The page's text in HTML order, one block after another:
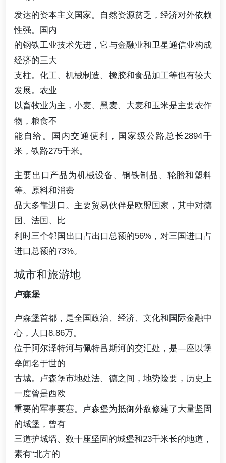
发达的资本主义国家。自然资源贫乏，经济对外依赖
性强。国内
的钢铁工业技术先进，它与金融业和卫星通信业构成
经济的三大
支柱。化工、机械制造、橡胶和食品加工等也有较大
发展。农业
以畜牧业为主，小麦、黑麦、大麦和玉米是主要农作
物，粮食不
能自给。国内交通便利，国家级公路总长2894千
米，铁路275千米。
主要出口产品为机械设备、钢铁制品、轮胎和塑料
等。原料和消费
品大多靠进口。主要贸易伙伴是欧盟国家，其中对德
国、法国、比
利时三个邻国出口占出口总额的56%，对三国进口占
进口总额的73%。
城市和旅游地
卢森堡
卢森堡首都，是全国政治、经济、文化和国际金融中
心，人口8.86万。
位于阿尔泽特河与佩特吕斯河的交汇处，是—座以堡
垒闻名于世的
古城。卢森堡市地处法、德之间，地势险要，历史上
一度曾是西欧
重要的军事要塞。卢森堡为抵御外敌修建了大量坚固
的城堡，曾有
三道护城墙、数十座坚固的城堡和23千米长的地道，
素有“北方的